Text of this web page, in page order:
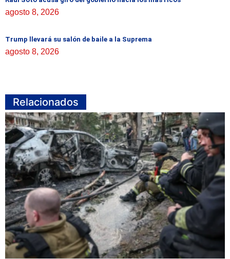
agosto 8, 2026
Trump llevará su salón de baile a la Suprema
agosto 8, 2026
Relacionados